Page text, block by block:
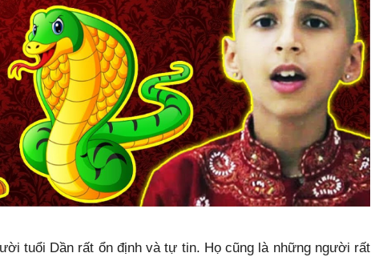
tuổi Dần rất ổn định và tự tin. Họ cũng là những người rất